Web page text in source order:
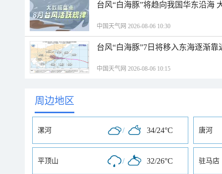
台风“白海豚”将趋向我国华东沿海
中国天气网 2026-08-06 10:30
台风“白海豚”7日将移入东海逐渐
中国天气网 2026-08-06 10:15
周边地区
漯河 / 34/24°C 唐河
平顶山 / 32/26°C 驻马店